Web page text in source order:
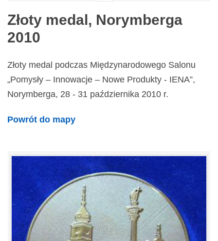
Złoty medal, Norymberga
2010
Złoty medal podczas Międzynarodowego Salonu
„Pomysły – Innowacje – Nowe Produkty - IENA”,
Norymberga, 28 - 31 października 2010 r.
Powrót do mapy